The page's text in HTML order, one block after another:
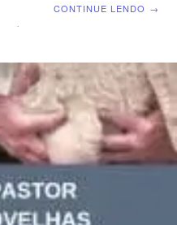
a garantia de que um dia
o dEle. LEITURA
CONTINUE LENDO →